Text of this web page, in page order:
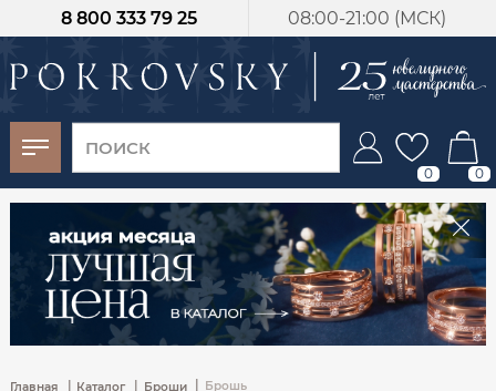
08:00-21:00 (МСК)
8 800 333 79 25
0 0
Главная | Каталог | Броши Брошь
-30%
от 15 дней с
момента оплаты